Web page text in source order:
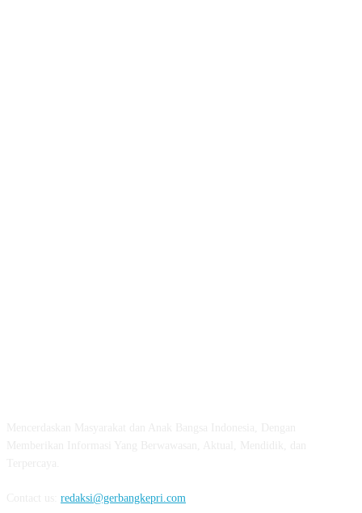
redaksi@gerbangkepri.com